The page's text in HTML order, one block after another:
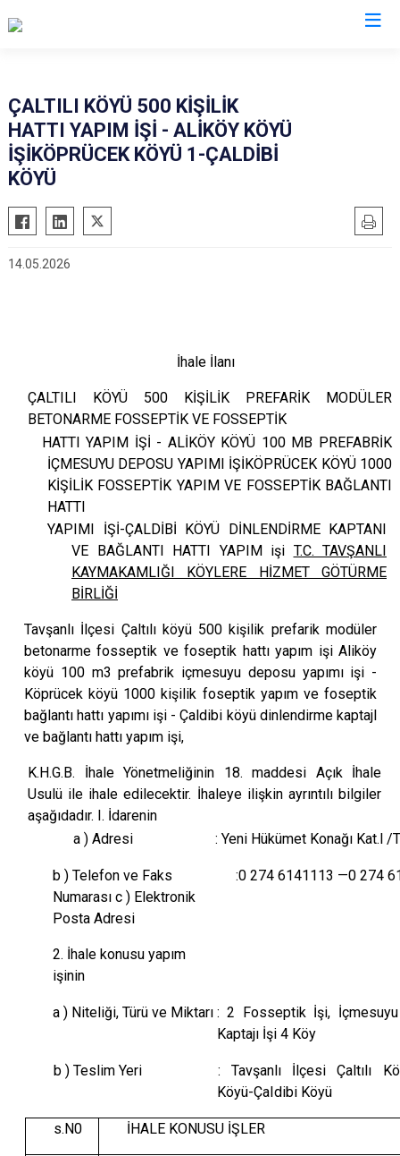
Altıntaş
Aslanapa
Domaniç
Gediz
Hisarcık
ÇALTILI KÖYÜ 500 KİŞİLİK
HATTI YAPIM İŞİ - ALİKÖY KÖYÜ
İŞİKÖPRÜCEK KÖYÜ 1-ÇALDİBİ
KÖYÜ
14.05.2026
İhale İlanı
ÇALTILI KÖYÜ 500 KİŞİLİK PREFARİK MODÜLER
BETONARME FOSSEPTİK VE FOSSEPTİK
HATTI YAPIM İŞİ - ALİKÖY KÖYÜ 100 MB PREFABRİK
İÇMESUYU DEPOSU YAPIMI İŞİKÖPRÜCEK KÖYÜ 1000
KİŞİLİK FOSSEPTİK YAPIM VE FOSSEPTİK BAĞLANTI
HATTI
YAPIMI İŞİ-ÇALDİBİ KÖYÜ DİNLENDİRME KAPTANI
VE BAĞLANTI HATTI YAPIM işi T.C. TAVŞANLI
KAYMAKAMLIĞI KÖYLERE HİZMET GÖTÜRME
BİRLİĞİ
Tavşanlı İlçesi Çaltılı köyü 500 kişilik prefarik modüler
betonarme fosseptik ve foseptik hattı yapım işi Aliköy
köyü 100 m3 prefabrik içmesuyu deposu yapımı işi -
Köprücek köyü 1000 kişilik foseptik yapım ve foseptik
bağlantı hattı yapımı işi - Çaldibi köyü dinlendirme kaptajl
ve bağlantı hattı yapım işi,
K.H.G.B. İhale Yönetmeliğinin 18. maddesi Açık İhale
Usulü ile ihale edilecektir. İhaleye ilişkin ayrıntılı bilgiler
aşağıdadır. I. İdarenin
a ) Adresi
: Yeni Hükümet Konağı Kat.l /
b ) Telefon ve Faks
Numarası c ) Elektronik
Posta Adresi
2. İhale konusu yapım
işinin
:0 274 6141113 —0 274
a ) Niteliği, Türü ve Miktarı : 2 Fosseptik İşi,
Kaptajı İşi 4 Köy
b ) Teslim Yeri
: Tavşanlı İlçesi Çaltılı
Köyü-ÇaIdibi Köyü
s.N0 İHALE KONUSU İŞLER